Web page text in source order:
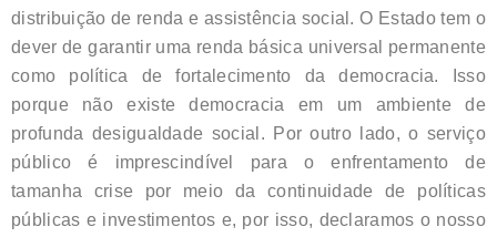
distribuição de renda e assistência social. O Estado tem o
dever de garantir uma renda básica universal permanente
como política de fortalecimento da democracia. Isso
porque não existe democracia em um ambiente de
profunda desigualdade social. Por outro lado, o serviço
público é imprescindível para o enfrentamento de
tamanha crise por meio da continuidade de políticas
públicas e investimentos e, por isso, declaramos o nosso